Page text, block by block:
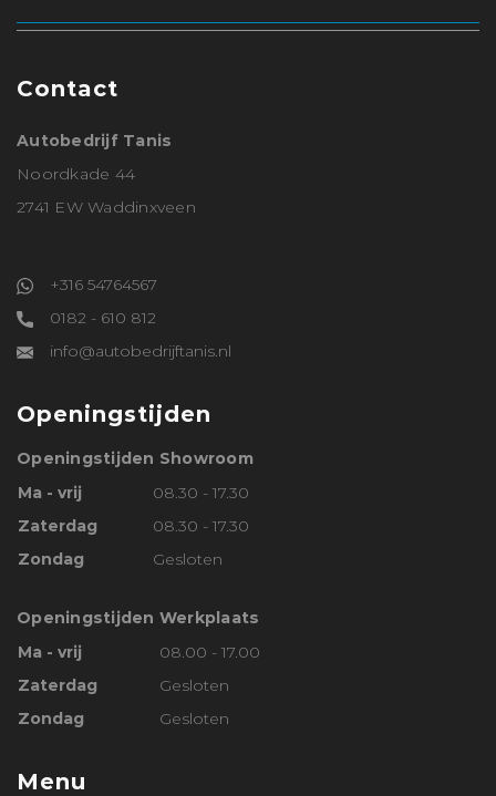
Contact
Autobedrijf Tanis
Noordkade 44
2741 EW Waddinxveen
+316 54764567
0182 - 610 812
info@autobedrijftanis.nl
Openingstijden
Openingstijden Showroom
Ma - vrij
08.30 - 17.30
Zaterdag
08.30 - 17.30
Zondag
Gesloten
Openingstijden Werkplaats
Ma - vrij
08.00 - 17.00
Zaterdag
Gesloten
Zondag
Gesloten
Menu